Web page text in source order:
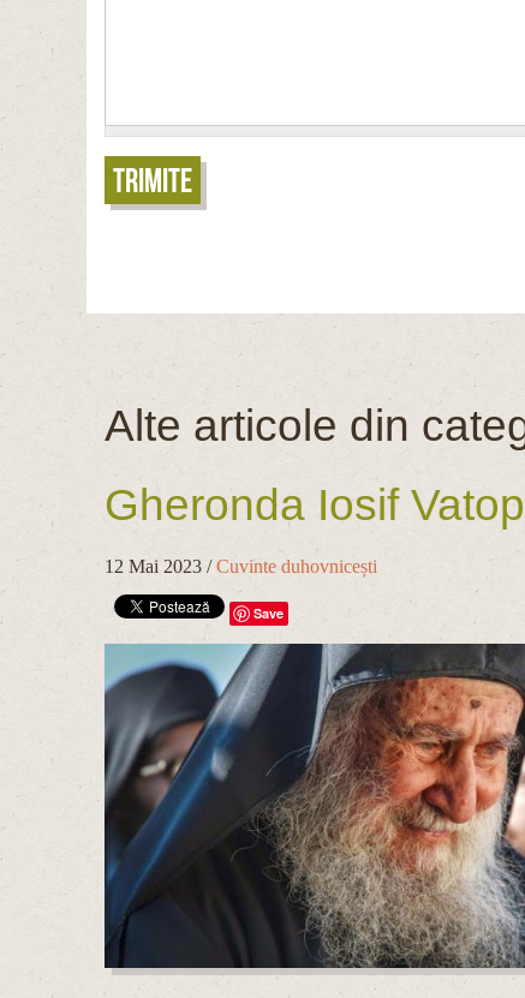
Trimite
Alte articole din
Gheronda Iosif
12 Mai 2023 /Cuvinte duhovnicești
Save